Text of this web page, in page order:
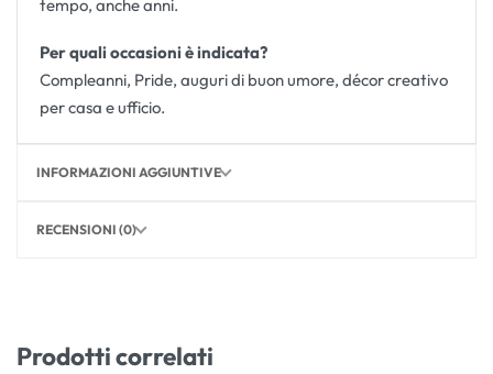
tempo, anche anni.
Per quali occasioni è indicata?
Compleanni, Pride, auguri di buon umore, décor creativo
per casa e ufficio.
INFORMAZIONI AGGIUNTIVE
RECENSIONI (0)
Prodotti correlati